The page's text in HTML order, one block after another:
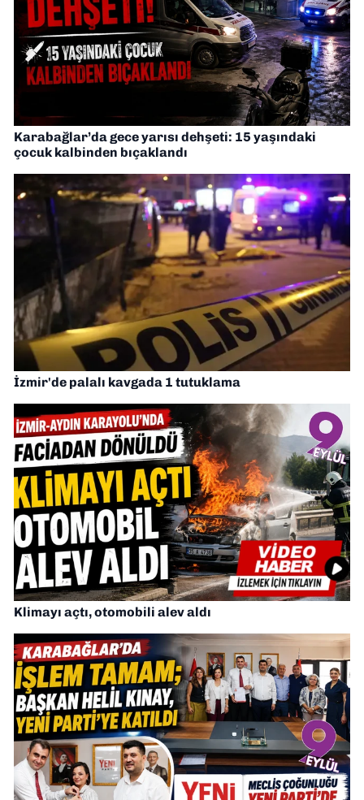
Karabağlar’da gece yarısı dehşeti: 15 yaşındaki
çocuk kalbinden bıçaklandı
İzmir'de palalı kavgada 1 tutuklama
Klimayı açtı, otomobili alev aldı